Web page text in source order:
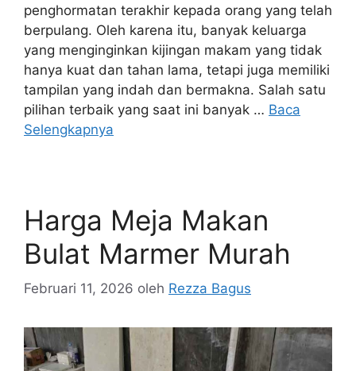
penghormatan terakhir kepada orang yang telah
berpulang. Oleh karena itu, banyak keluarga
yang menginginkan kijingan makam yang tidak
hanya kuat dan tahan lama, tetapi juga memiliki
tampilan yang indah dan bermakna. Salah satu
pilihan terbaik yang saat ini banyak … Baca
Selengkapnya
Harga Meja Makan
Bulat Marmer Murah
Februari 11, 2026 oleh Rezza Bagus